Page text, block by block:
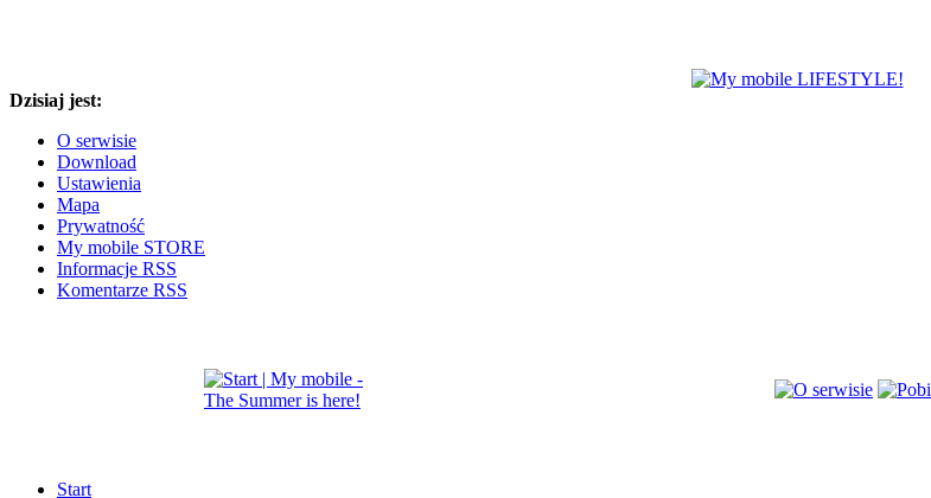
Dzisiaj jest:
O serwisie
Download
Ustawienia
Mapa
Prywatność
My mobile STORE
Informacje RSS
Komentarze RSS
Start